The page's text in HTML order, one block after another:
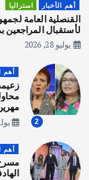
3
4
أهم الأخبار ثقافة
انطلاق ورشة
أغسطس 5, 2026
أهم الأخبار استراليا
القنصلية العامة
لأستقبال المراجعين
يوليو 28, 2026
2
أهم
يوليو
أهم